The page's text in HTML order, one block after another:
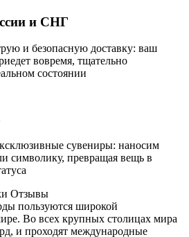
и СНГ
и безопасную доставку: ваш
вовремя, тщательно
состоянии
сувениры: наносим
символику, превращая вещь в
Отзывы
пользуются широкой
Во всех крупных столицах мира
и проходят международные